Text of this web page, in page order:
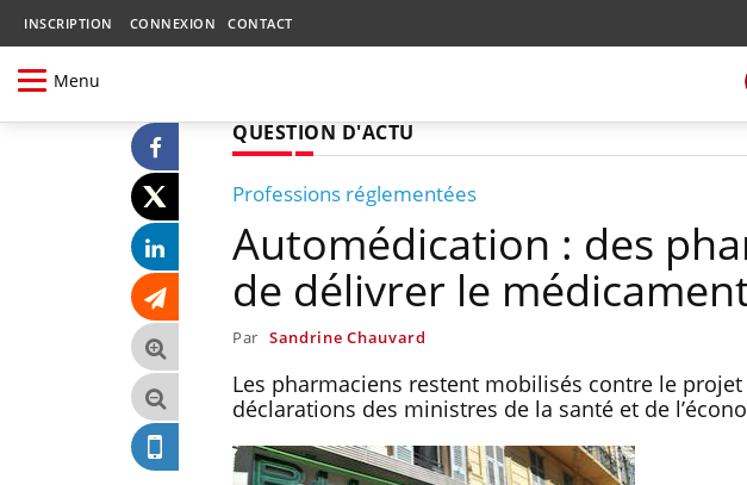
INSCRIPTION CONNEXION CONTACT
Menu
QUESTION D'ACTU
Professions réglementées
Automédication : des
de délivrer le
Par Sandrine Chauvard
Les pharmaciens restent mobilisés contre le
déclarations des ministres de la santé et de